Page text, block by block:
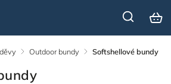
/ Outdoor bundy / Softshellové bundy